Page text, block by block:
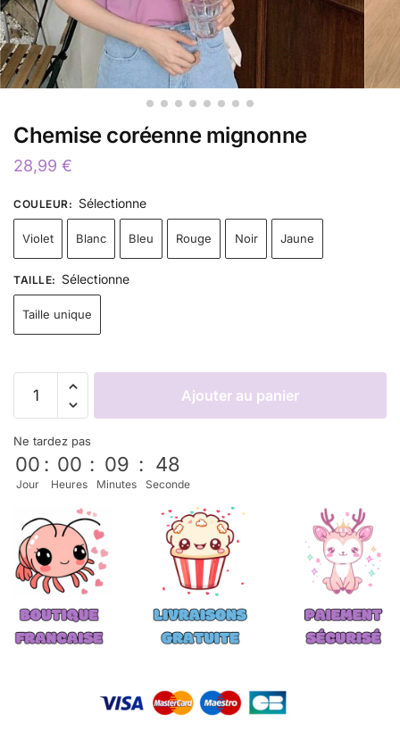
Chemise coréenne mignonne
28,99 €
COULEUR: Sélectionne
Violet Blanc Bleu Rouge Noir Jaune
TAILLE: Sélectionne
Taille unique
Ajouter au panier
Ne tardez pas
00
Jour
: 00
Heures
: 09
Minutes
: 48
Seconde